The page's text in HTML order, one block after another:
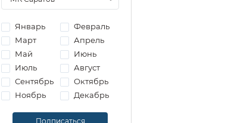
Январь
Февраль
Март
Апрель
Май
Июнь
Июль
Август
Сентябрь
Октябрь
Ноябрь
Декабрь